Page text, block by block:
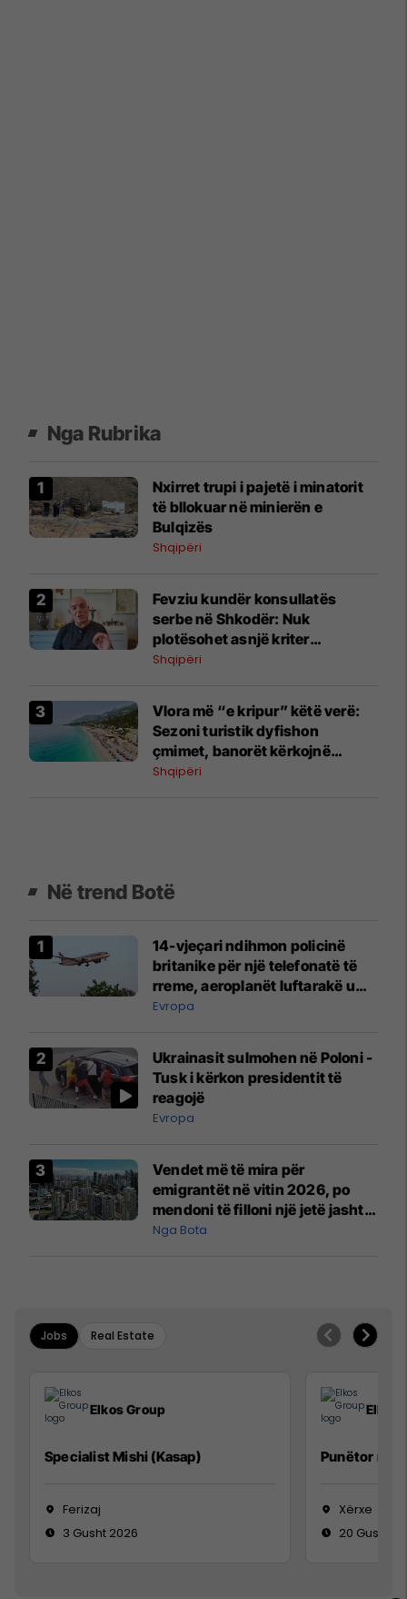
Nga Rubrika
Nxirret trupi i pajetë i minatorit
të bllokuar në minierën e
Bulqizës
Shqipëri
Fevziu kundër konsullatës
serbe në Shkodër: Nuk
plotësohet asnjë kriter
ndërkombëtar
Shqipëri
Vlora më “e kripur” këtë verë:
Sezoni turistik dyfishon
çmimet, banorët kërkojnë
ndërhyrje
Shqipëri
Në trend Botë
14-vjeçari ndihmon policinë
britanike për një telefonatë të
rreme, aeroplanët luftarakë u
ngritën në ajër për të
Mançesterit
Evropa
Ukrainasit sulmohen në Poloni -
Tusk i kërkon presidentit të
reagojë
Evropa
Vendet më të mira për
emigrantët në vitin 2026, po
mendoni të filloni një jetë jashtë
vendit?
Nga Bota
Jobs Real Estate
Elkos Group
Specialist Mishi (Kasap)
Ferizaj
3 Gusht 2026
Elkos
Punëtor në
Xërxe
20 Gusht